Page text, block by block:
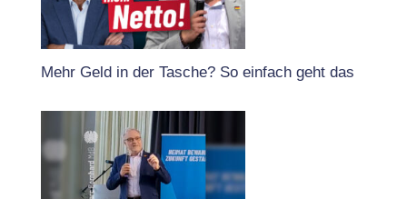
Mehr Geld in der Tasche? So einfach geht das